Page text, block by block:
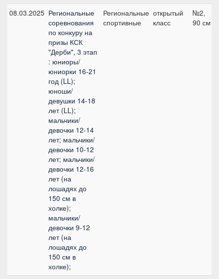
08.03.2025 Региональные
соревнования
по конкуру на
призы КСК
"Дерби", 3 этап
: юниоры/
юниорки 16-21
год (LL);
юноши/
девушки 14-18
лет (LL);
мальчики/
девочки 12-14
лет; мальчики/
девочки 10-12
лет; мальчики/
девочки 12-16
лет (на
лошадях до
150 см в
холке);
мальчики/
девочки 9-12
лет (на
лошадях до
150 см в
холке);
Региональные
спортивные
открытый
класс
№2,
90 см